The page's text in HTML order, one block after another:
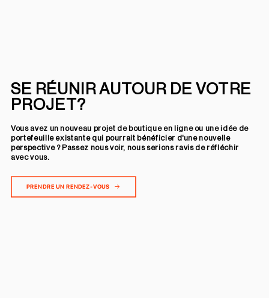
SE RÉUNIR AUTOUR DE VOTRE
PROJET?
Vous avez un nouveau projet de boutique en ligne ou une idée de
portefeuille existante qui pourrait bénéficier d'une nouvelle
perspective ? Passez nous voir, nous serions ravis de réfléchir
avec vous.
PRENDRE UN RENDEZ-VOUS